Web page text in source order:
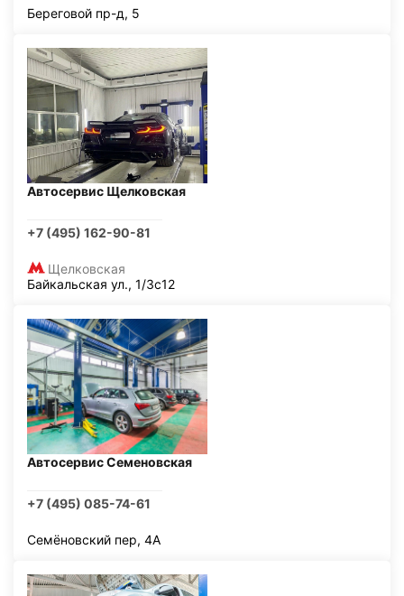
Береговой пр-д, 5
Автосервис Щелковская
+7 (495) 162-90-81
Щелковская
Байкальская ул., 1/3с12
Автосервис Семеновская
+7 (495) 085-74-61
Семёновский пер, 4А